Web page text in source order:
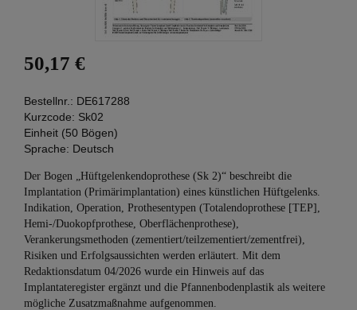
50,17 €
Bestellnr.: DE617288
Kurzcode: Sk02
Einheit (50 Bögen)
Sprache: Deutsch
Der Bogen „Hüftgelenkendoprothese (Sk 2)“ beschreibt die
Implantation (Primärimplantation) eines künstlichen Hüftgelenks.
Indikation, Operation, Prothesentypen (Totalendoprothese [TEP],
Hemi-/Duokopfprothese, Oberflächenprothese),
Verankerungsmethoden (zementiert/teilzementiert/zementfrei),
Risiken und Erfolgsaussichten werden erläutert. Mit dem
Redaktionsdatum 04/2026 wurde ein Hinweis auf das
Implantateregister ergänzt und die Pfannenbodenplastik als weitere
mögliche Zusatzmaßnahme aufgenommen.